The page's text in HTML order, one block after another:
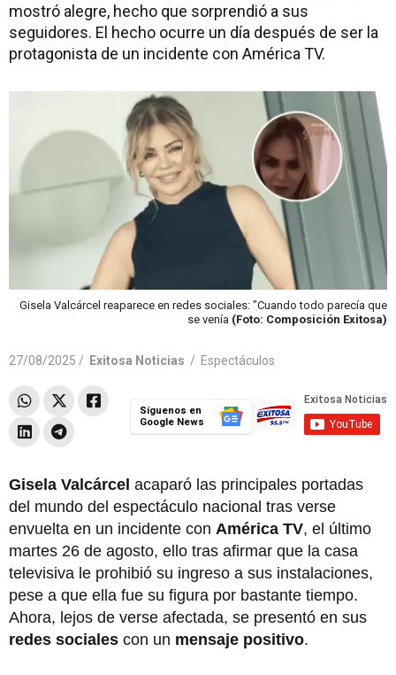
mostró alegre, hecho que sorprendió a sus
seguidores. El hecho ocurre un día después de ser la
protagonista de un incidente con América TV.
Gisela Valcárcel reaparece en redes sociales: "Cuando todo parecía que
se venía (Foto: Composición Exitosa)
27/08/2025 / Exitosa Noticias / Espectáculos
Síguenos en
Google News
Gisela Valcárcel acaparó las principales portadas
del mundo del espectáculo nacional tras verse
envuelta en un incidente con América TV, el último
martes 26 de agosto, ello tras afirmar que la casa
televisiva le prohibió su ingreso a sus instalaciones,
pese a que ella fue su figura por bastante tiempo.
Ahora, lejos de verse afectada, se presentó en sus
redes sociales con un mensaje positivo.